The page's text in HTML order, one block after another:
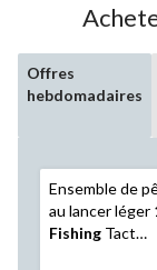
Offres
hebdomadaires
Ensemble de
au lancer léger
Fishing Tact